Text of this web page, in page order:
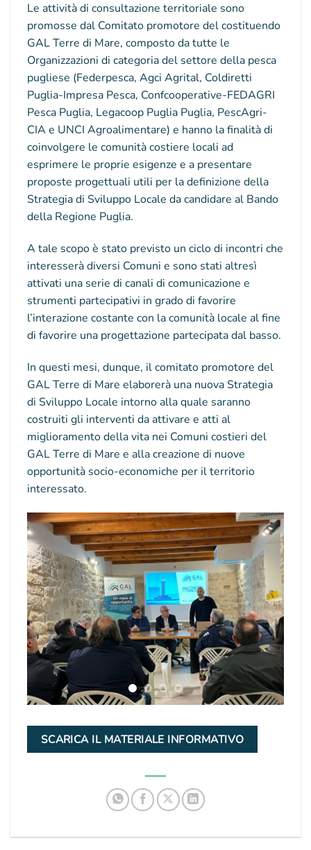
Le attività di consultazione territoriale sono
promosse dal Comitato promotore del costituendo
GAL Terre di Mare, composto da tutte le
Organizzazioni di categoria del settore della pesca
pugliese (Federpesca, Agci Agrital, Coldiretti
Puglia-Impresa Pesca, Confcooperative-FEDAGRI
Pesca Puglia, Legacoop Puglia Puglia, PescAgri-
CIA e UNCI Agroalimentare) e hanno la finalità di
coinvolgere le comunità costiere locali ad
esprimere le proprie esigenze e a presentare
proposte progettuali utili per la definizione della
Strategia di Sviluppo Locale da candidare al Bando
della Regione Puglia.
A tale scopo è stato previsto un ciclo di incontri che
interesserà diversi Comuni e sono stati altresì
attivati una serie di canali di comunicazione e
strumenti partecipativi in grado di favorire
l’interazione costante con la comunità locale al fine
di favorire una progettazione partecipata dal basso.
In questi mesi, dunque, il comitato promotore del
GAL Terre di Mare elaborerà una nuova Strategia
di Sviluppo Locale intorno alla quale saranno
costruiti gli interventi da attivare e atti al
miglioramento della vita nei Comuni costieri del
GAL Terre di Mare e alla creazione di nuove
opportunità socio-economiche per il territorio
interessato.
SCARICA IL MATERIALE INFORMATIVO